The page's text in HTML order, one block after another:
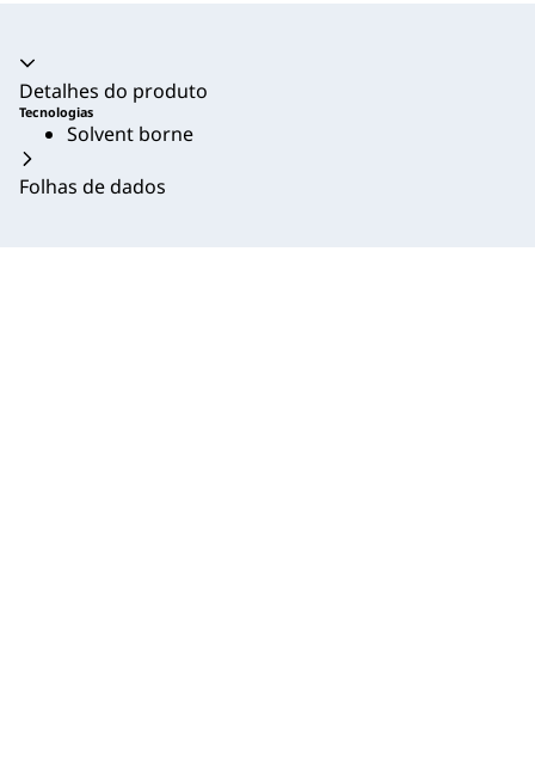
Acordeão recolhido
Detalhes do produto
Tecnologias
Solvent borne
Folhas de dados